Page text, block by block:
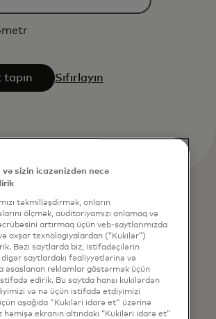
tapın Sıfırlayın
və sizin icazənizdən necə
təkmilləşdirmək, onların
ölçmək, auditoriyamızı anlamaq və
artırmaq üçün veb-saytlarımızda
oxşar texnologiyalardan (“Kukilər”)
Bəzi saytlarda biz, istifadəçilərin
digər saytlardakı fəaliyyətlərinə və
əsaslanan reklamlar göstərmək üçün
edirik. Bu saytda hansı kukilərdən
və nə üçün istifadə etdiyimizi
aşağıda "Kukiləri idarə et" üzərinə
həmişə ekranın altındakı “Kukiləri idarə et”